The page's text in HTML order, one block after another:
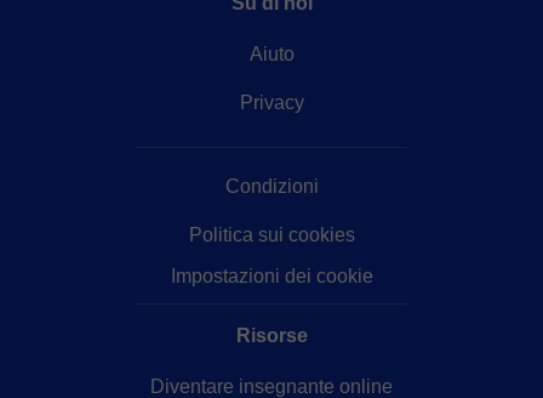
Aiuto
Privacy
Condizioni
Politica sui cookies
Impostazioni dei cookie
Risorse
Diventare insegnante online